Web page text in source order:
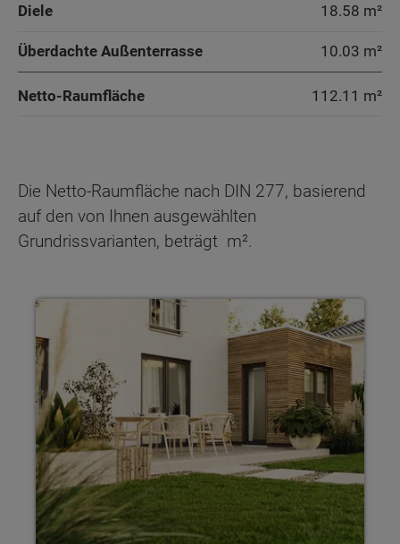
Diele 18.58 m²
Überdachte Außenterrasse 10.03 m²
Netto-Raumfläche 112.11 m²
Die Netto-Raumfläche nach DIN 277, basierend
auf den von Ihnen ausgewählten
Grundrissvarianten, beträgt m².
Haus individuell planen Mit Town & Country Haus gestaltest